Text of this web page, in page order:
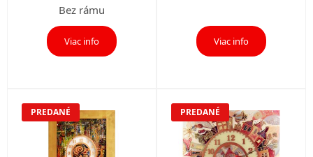
Bez rámu
Viac info Viac info
PREDANÉ PREDANÉ